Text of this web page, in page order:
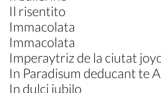
Il risentito
Immacolata
Immacolata
Imperaytriz de la ciutat
In Paradisum deducant te
In dulci jubilo